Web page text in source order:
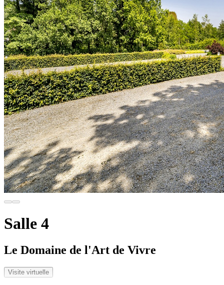
Salle 4
Le Domaine de l'Art de Vivre
Visite virtuelle